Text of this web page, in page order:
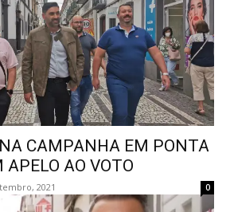
CAMPANHA EM PONTA
APELO AO VOTO
2021 0